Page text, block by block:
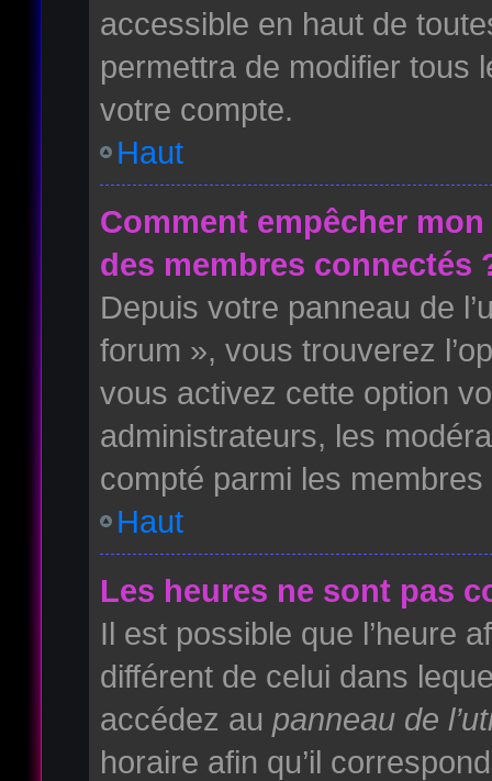
accessible en haut de
permettra de modifier tous
votre compte.
Haut
Comment empêcher
des membres connectés
Depuis votre panneau de
forum », vous trouverez
vous activez cette option
administrateurs, les
compté parmi les
Haut
Les heures ne sont pas
Il est possible que l’heure
différent de celui dans
accédez au panneau de
horaire afin qu’il